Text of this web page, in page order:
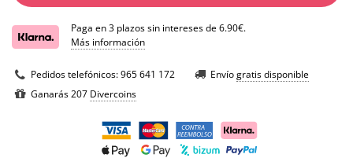
Paga en 3 plazos sin intereses de 6.90€.
Más información
Pedidos telefónicos:965 641 172 Envíogratis disponible
Ganarás 207 Divercoins